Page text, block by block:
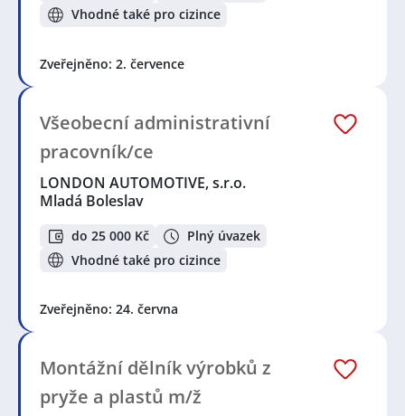
Vhodné také pro cizince
Zveřejněno: 2. července
Všeobecní administrativní
pracovník/ce
LONDON AUTOMOTIVE, s.r.o.
Mladá Boleslav
do 25 000 Kč
Plný úvazek
Vhodné také pro cizince
Zveřejněno: 24. června
Montážní dělník výrobků z
pryže a plastů m/ž